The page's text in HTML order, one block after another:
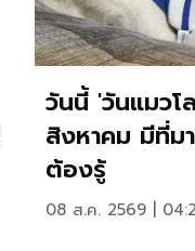
วันนี้ 'วันแมว
สิงหาคม มีที่ม
ต้องรู้
08 ส.ค. 2569 |